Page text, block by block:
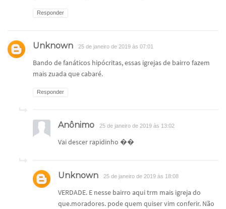
Responder
Unknown 25 de janeiro de 2019 às 07:01
Bando de fanáticos hipócritas, essas igrejas de bairro fazem
mais zuada que cabaré.
Responder
Anônimo 25 de janeiro de 2019 às 13:02
Vai descer rapidinho ��
Unknown 25 de janeiro de 2019 às 18:08
VERDADE. E nesse bairro aqui trm mais igreja do
que.moradores. pode quem quiser vim conferir. Não